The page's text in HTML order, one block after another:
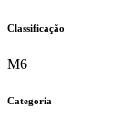
Classificação
M6
Categoria